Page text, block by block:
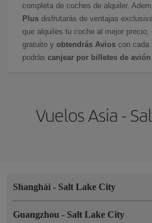
completa de coches de alquiler.
Plus disfrutarás de ventajas
que alquiles tu coche al mejor precio,
gratuito y obtendrás Avios con cada
podrás canjear por billetes de
Vuelos Asia -
Shanghái - Salt Lake City
Guangzhou - Salt Lake City